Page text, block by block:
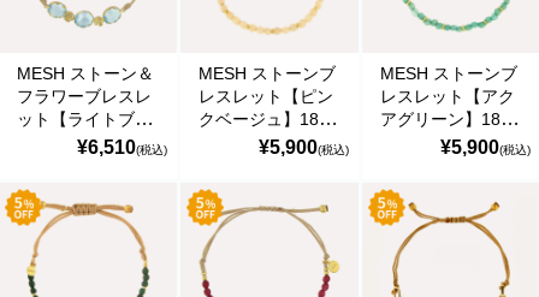
MESH ストーン＆
フラワーブレスレ
ット【ライトブル
ー】18Kゴールド
925 ポルトガル直
輸入 PUL0056SF
Gold Bracelet
¥6,510(税込)
MESH ストーンブ
レスレット【ピン
クベージュ】18K
ゴールドコート シ
ガル直輸入
PUL0022A Gold
Bracelet
¥5,900(税込)
MESH ストーンブ
レスレット【アク
アグリーン】18K
ゴールドコート シ
ガル直輸入
PUL0022A Gold
Bracelet
¥5,900(税込)